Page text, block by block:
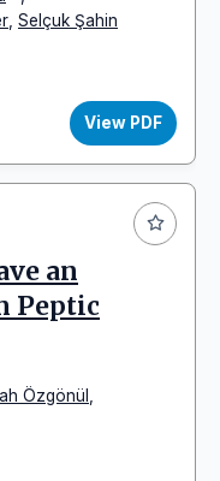
Selçuk Şahin
View PDF
an
Peptic
Özgönül